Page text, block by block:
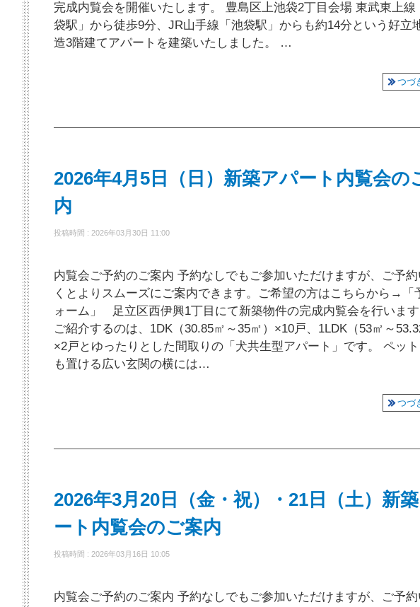
完成内覧会を開催いたします。 豊島区上池袋2丁目会場 東武東上線
袋駅」から徒歩9分、JR山手線「池袋駅」からも約14分という好立
造3階建てアパートを建築いたしました。 …
つづ
2026年4月5日（日）新築アパート内覧会の
内
投稿時間 : 2026年03月30日 11:00
内覧会ご予約のご案内 予約なしでもご参加いただけますが、ご予
くとよりスムーズにご案内できます。ご希望の方はこちらから→「
ォーム」 足立区西伊興1丁目にて新築物件の完成内覧会を行いま
ご紹介するのは、1DK（30.85㎡～35㎡）×10戸、1LDK（53㎡～
×2戸とゆったりとした間取りの「犬共生型アパート」です。 ペット
も置ける広い玄関の横には…
つづ
2026年3月20日（金・祝）・21日（土）新
ート内覧会のご案内
投稿時間 : 2026年03月16日 10:05
内覧会ご予約のご案内 予約なしでもご参加いただけますが、ご予